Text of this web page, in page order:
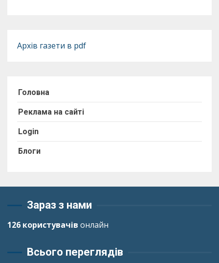
Архів газети в pdf
Головна
Реклама на сайті
Login
Блоги
Зараз з нами
126 користувачів онлайн
Всього переглядів